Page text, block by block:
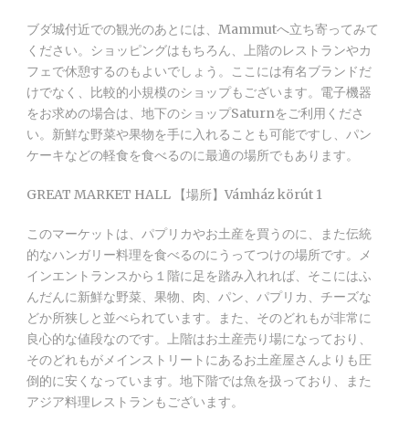
ブダ城付近での観光のあとには、Mammutへ立ち寄ってみて
ください。ショッピングはもちろん、上階のレストランやカ
フェで休憩するのもよいでしょう。ここには有名ブランドだ
けでなく、比較的小規模のショップもございます。電子機器
をお求めの場合は、地下のショップSaturnをご利用くださ
い。新鮮な野菜や果物を手に入れることも可能ですし、パン
ケーキなどの軽食を食べるのに最適の場所でもあります。
GREAT MARKET HALL 【場所】Vámház körút 1
このマーケットは、パプリカやお土産を買うのに、また伝統
的なハンガリー料理を食べるのにうってつけの場所です。メ
インエントランスから１階に足を踏み入れれば、そこにはふ
んだんに新鮮な野菜、果物、肉、パン、パプリカ、チーズな
どか所狭しと並べられています。また、そのどれもが非常に
良心的な値段なのです。上階はお土産売り場になっており、
そのどれもがメインストリートにあるお土産屋さんよりも圧
倒的に安くなっています。地下階では魚を扱っており、また
アジア料理レストランもございます。